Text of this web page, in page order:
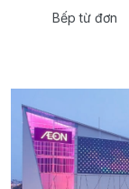
Bếp từ đơn